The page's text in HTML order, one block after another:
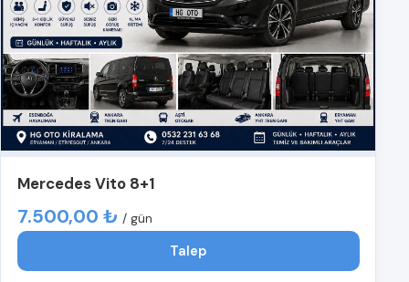
Mercedes Vito 8+1
7.500,00 ₺ / gün
Talep